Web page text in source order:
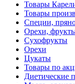
Товары
Товары
Специи,
Орехи,
Сухофрукты
Орехи
Цукаты
Товары по
Диетические